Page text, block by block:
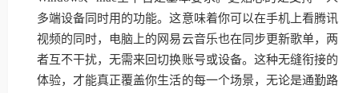
多端设备同时用的功能。这意味着你可以在手机上看腾讯
视频的同时，电脑上的网易云音乐也在同步更新歌单，两
者互不干扰，无需来回切换账号或设备。这种无缝衔接的
体验，才能真正覆盖你生活的每一个场景，无论是通勤路